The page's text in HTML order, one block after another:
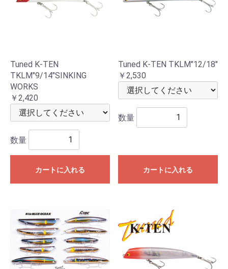
Tuned K-TEN
TKLM"9/14"SINKING
WORKS
￥2,420
数量
カートに入れる
Tuned K-TEN TKLM"12/18"
￥2,530
数量
カートに入れる